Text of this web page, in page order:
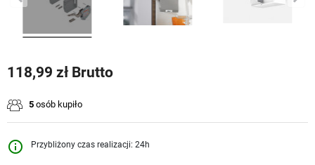
118,99 zł Brutto
5 osób kupiło
info_outline Przybliżony czas realizacji: 24h